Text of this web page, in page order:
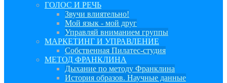
ГОЛОС И РЕЧЬ
Звучи влиятельно!
Мой язык - мой друг
Управляй вниманием группы
МАРКЕТИНГ И УПРАВЛЕНИЕ
Собственная Пилатес-студия
МЕТОД ФРАНКЛИНА
Дыхание по методу Франклина
История образов. Научные данные